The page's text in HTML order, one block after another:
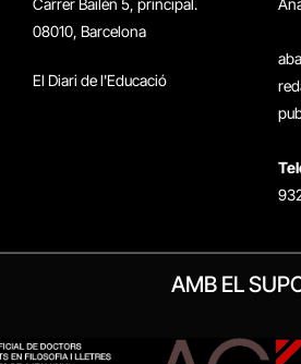
Carrer Bailén 5, principal.
08010, Barcelona
El Diari de l'Educació
AMB EL